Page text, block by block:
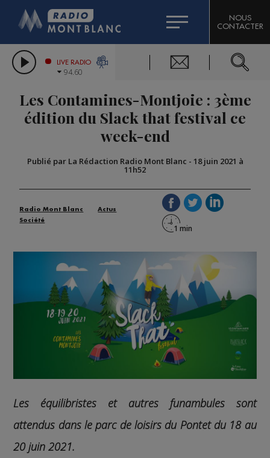
LES CHRONIQUES DE L'EXPERT
CITIZEN MACHINERY
GRAND MASSIF DOMAINES SKIABLES
BIGARD
COMPAGNIE DU MONT-BLANC
NOUS
CONTACTER
LIVE RADIO
94.60
Les Contamines-Montjoie : 3ème
édition du Slack that festival ce
week-end
Publié par La Rédaction Radio Mont Blanc - 18 juin 2021 à
11h52
Radio Mont Blanc
Actus
Société
Les équilibristes et autres funambules sont
attendus dans le parc de loisirs du Pontet du 18 au
20 juin 2021.